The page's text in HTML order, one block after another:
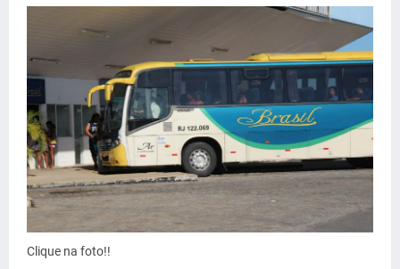
Clique na foto!!